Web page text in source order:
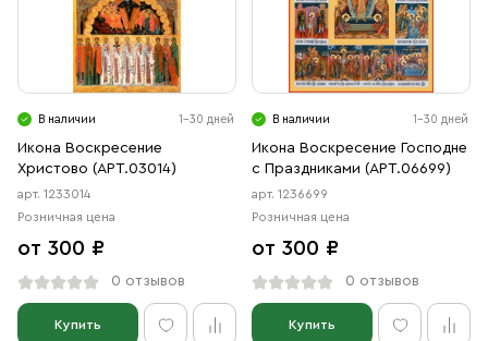
В наличии 1-30 дней
Икона Воскресение
Христово (АРТ.03014)
арт. 1233014
Розничная цена
от 300 ₽
0 отзывов
Купить
В наличии 1-30 дней
Икона Воскресение Господне
с Праздниками (АРТ.06699)
арт. 1236699
Розничная цена
от 300 ₽
0 отзывов
Купить